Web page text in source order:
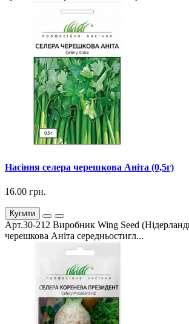
Насіння селера черешкова Аніта (0,5г)
16.00 грн.
Купити
Арт.30-212 Виробник Wing Seed
черешкова Аніта середньостигл...